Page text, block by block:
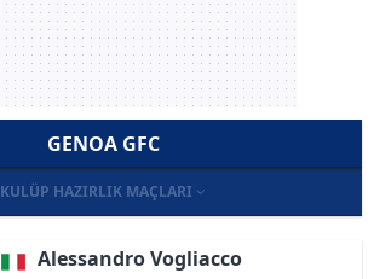
GENOA GFC
KULÜP HAZIRLIK MAÇLARI
Alessandro Vogliacco